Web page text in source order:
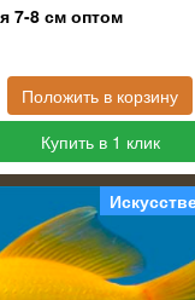
7-8 см оптом
Положить в корзину
Купить в 1 клик